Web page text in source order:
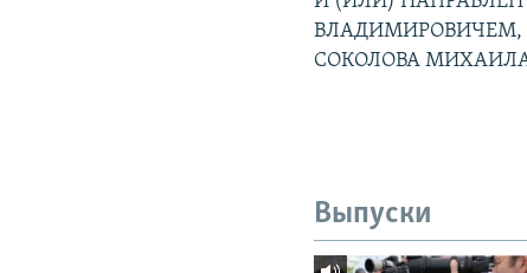
ВЛАДИМИРОВИЧЕМ,
СОКОЛОВА
Выпуски